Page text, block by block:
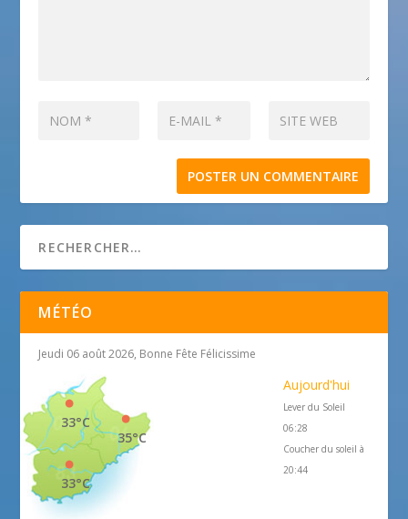
MÉTÉO
Jeudi 06 août 2026, Bonne Fête Félicissime
35°C
33°C
33°C
Aujourd'hui
Lever du Soleil
06:28
Coucher du soleil à
20:44